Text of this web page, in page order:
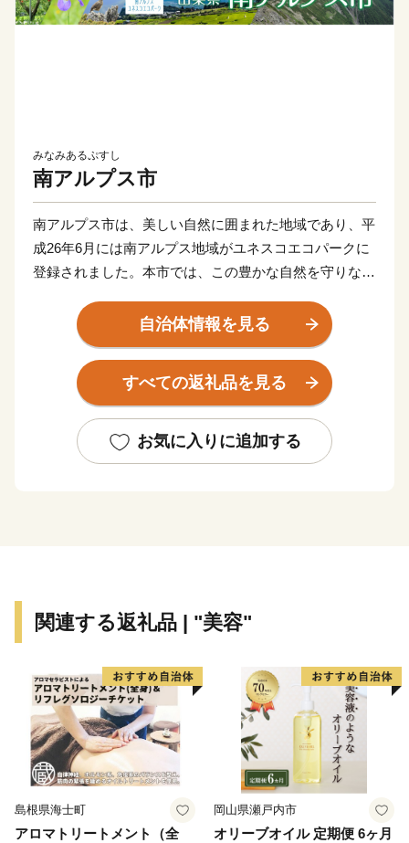
みなみあるぷすし
南アルプス市
南アルプス市は、美しい自然に囲まれた地域であり、平
成26年6月には南アルプス地域がユネスコエコパークに
登録されました。本市では、この豊かな自然を守りなが
大扇状地である御勅使川扇状地やそれに続く低地では果
樹栽培が盛んに営まれ、春から秋にかけてたくさんのフ
ルーツが実ります。
南アルプスの大地で育まれたフルーツなど地域の特産品
税のお礼の品として地域の特産品等を贈呈しています。
皆様からの寄附金は、これからのよりよいまちづくりに
自治体情報を見る
すべての返礼品を見る
お気に入りに追加する
関連する返礼品 | "美容"
島根県海士町
アロマトリートメント（全
岡山県瀬戸内市
オリーブオイル 定期便 6ヶ月